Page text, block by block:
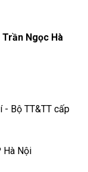
Trần Ngọc Hà
- Bộ TT&TT cấp
Hà Nội